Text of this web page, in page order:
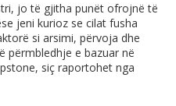
jo të gjitha punët ofrojnë të
jeni kurioz se cilat fusha
si arsimi, përvoja dhe
përmbledhje e bazuar në
siç raportohet nga